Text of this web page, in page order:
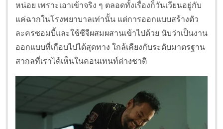
หน่อย เพราะเอาเข้าจริง ๆ ตลอดทั้งเรื่องก็วันเวียนอยู่กับ
แค่ฉากในโรงพยาบาลเท่านั้น แต่การออกแบบสร้างตัว
ละครซอมบี้และใช้ซีจีผสมผสานเข้าไปด้วย นับว่าเป็นงาน
ออกแบบที่เกือบไปได้สุดทาง ใกล้เคียงกับระดับมาตรฐาน
สากลที่เราได้เห็นในคอนเทนท์ต่างชาติ